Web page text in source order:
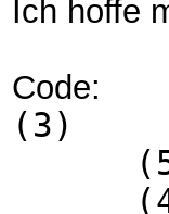
Ich hoffe
Code: